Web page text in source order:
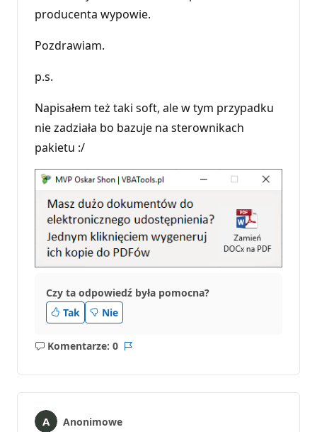
producenta wypowie.
Pozdrawiam.
p.s.
Napisałem też taki soft, ale w tym przypadku
nie zadziała bo bazuje na sterownikach
pakietu :/
Czy ta odpowiedź była pomocna?
Tak
Nie
Komentarze: 0
Brak
Anonimowe